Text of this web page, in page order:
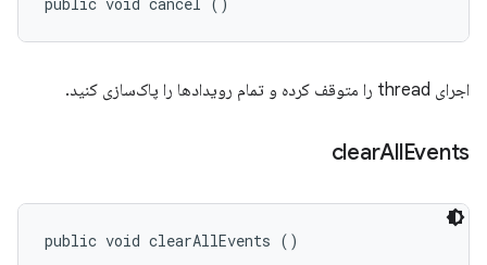
اجرای thread را متوقف کرده و تمام رویدادها را پاک‌سازی کنید.
clearAllEvents
public void clearAllEvents ()